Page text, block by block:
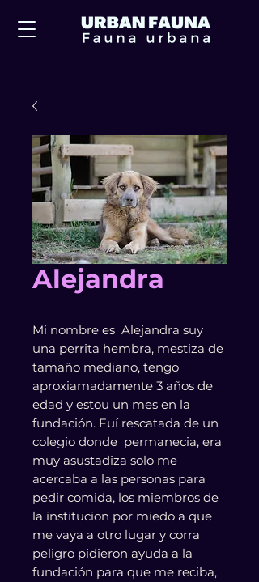
Alejandra
Mi nombre es Alejandra suy
una perrita hembra, mestiza de
tamaño mediano, tengo
aproxiamadamente 3 años de
edad y estou un mes en la
fundación. Fuí rescatada de un
colegio donde permanecia, era
muy asustadiza solo me
acercaba a las personas para
pedir comida, los miembros de
la institucion por miedo a que
me vaya a otro lugar y corra
peligro pidieron ayuda a la
fundación para que me reciba,